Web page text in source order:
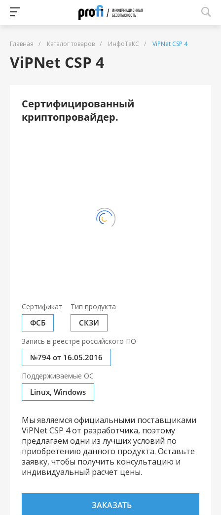
Главная / Каталог товаров / ИнфоТеКС / ViPNet CSP 4
ViPNet CSP 4
Cертифицированный
криптопровайдер.
Сертификат
ФСБ
Тип продукта
СКЗИ
Запись в реестре российского ПО
№794 от 16.05.2016
Поддерживаемые ОС
Linux, Windows
Мы являемся официальными поставщиками
ViPNet CSP 4 от разработчика, поэтому
предлагаем одни из лучших условий по
приобретению данного продукта. Оставьте
заявку, чтобы получить консультацию и
индивидуальный расчет цены.
ЗАКАЗАТЬ